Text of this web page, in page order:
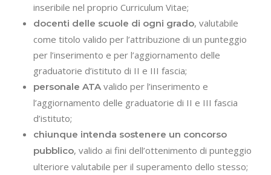
inseribile nel proprio Curriculum Vitae;
docenti delle scuole di ogni grado, valutabile
come titolo valido per l’attribuzione di un punteggio
per l’inserimento e per l’aggiornamento delle
graduatorie d’istituto di II e III fascia;
personale ATA valido per l’inserimento e
l’aggiornamento delle graduatorie di II e III fascia
d’istituto;
chiunque intenda sostenere un concorso
pubblico, valido ai fini dell’ottenimento di punteggio
ulteriore valutabile per il superamento dello stesso;